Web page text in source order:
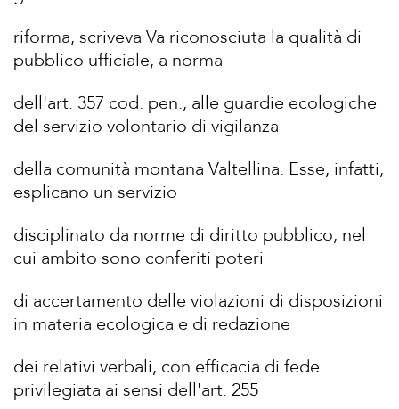
riforma, scriveva Va riconosciuta la qualità di
pubblico ufficiale, a norma
dell'art. 357 cod. pen., alle guardie ecologiche
del servizio volontario di vigilanza
della comunità montana Valtellina. Esse, infatti,
esplicano un servizio
disciplinato da norme di diritto pubblico, nel
cui ambito sono conferiti poteri
di accertamento delle violazioni di disposizioni
in materia ecologica e di redazione
dei relativi verbali, con efficacia di fede
privilegiata ai sensi dell'art. 255